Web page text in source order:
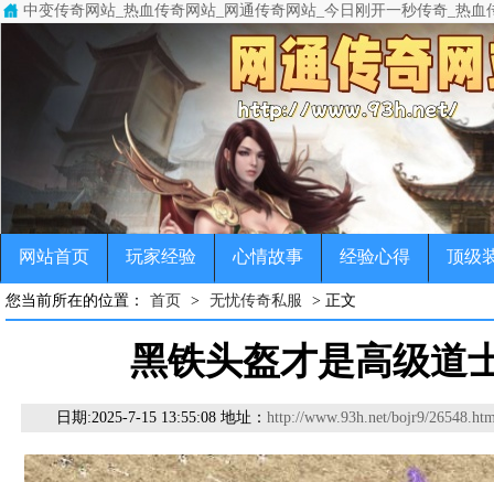
中变传奇网站_热血传奇网站_网通传奇网站_今日刚开一秒传奇_热血
中变传奇网站(www.93h.net)专注于变态传奇,超级变态传奇,超变态传
传奇，变态传奇，单职业传奇，超变传奇，宠物传奇，微变传奇，公益
网站首页 玩家经验 心情故事 经验心得 顶级
您当前所在的位置： 首页 > 无忧传奇私服 > 正文
黑铁头盔才是高级道
日期:2025-7-15 13:55:08 地址： http://www.93h.net/bojr9/